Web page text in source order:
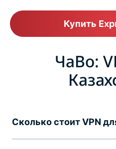
Купить
ЧаВо:
Сколько стоит VPN